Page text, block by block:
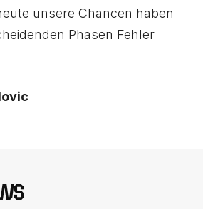
unsere Chancen haben
Phasen Fehler